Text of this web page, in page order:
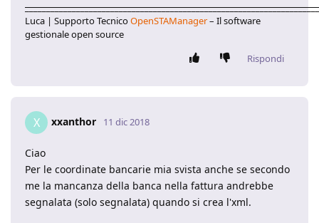
Luca | Supporto TecnicoOpenSTAManager– Il software
gestionale open source
Rispondi
X xxanthor 11 dic 2018
Ciao
Per le coordinate bancarie mia svista anche se secondo
me la mancanza della banca nella fattura andrebbe
segnalata (solo segnalata) quando si crea l'xml.